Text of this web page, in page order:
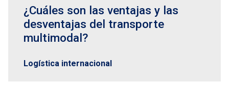
¿Cuáles son las ventajas y las
desventajas del transporte
multimodal?
Logística internacional